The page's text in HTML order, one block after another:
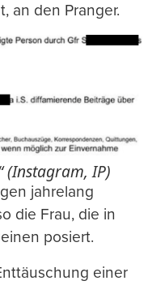
an den Pranger.
(Instagram, IP)
jahrelang
die Frau, die in
posiert.
einer